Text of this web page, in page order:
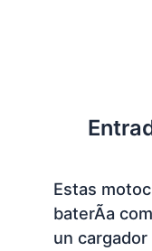
Estas
baterÃ­a
un